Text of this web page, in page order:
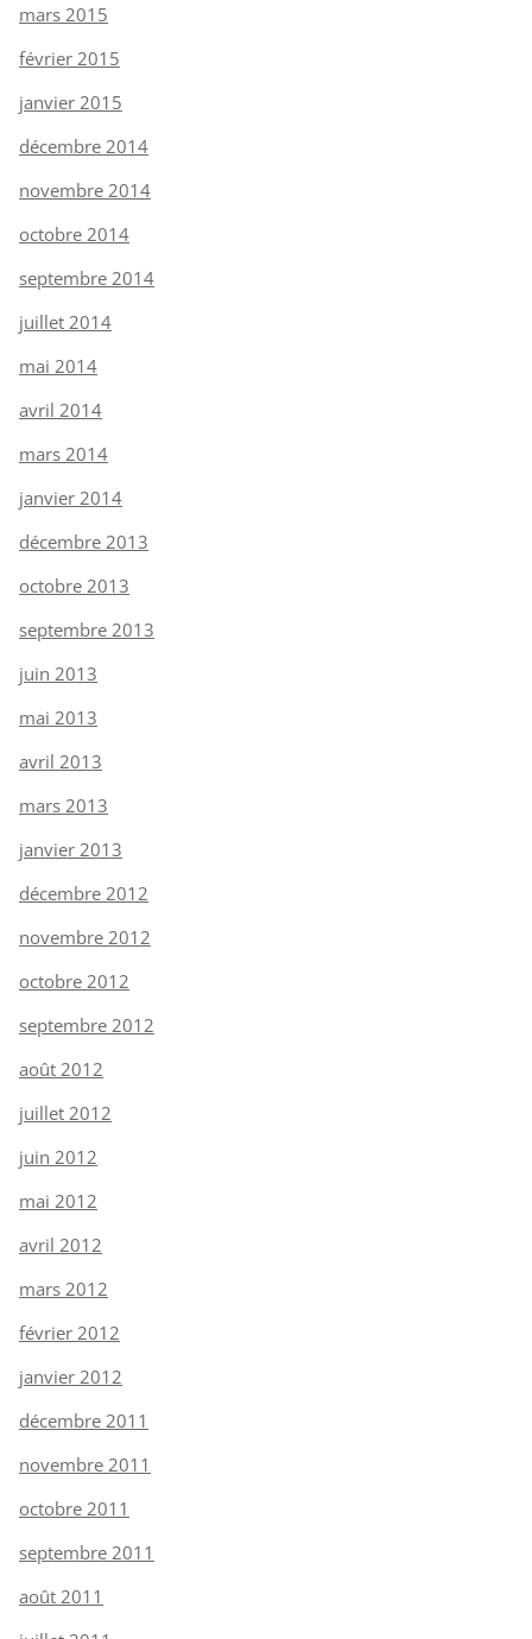
mars 2015
février 2015
janvier 2015
décembre 2014
novembre 2014
octobre 2014
septembre 2014
juillet 2014
mai 2014
avril 2014
mars 2014
janvier 2014
décembre 2013
octobre 2013
septembre 2013
juin 2013
mai 2013
avril 2013
mars 2013
janvier 2013
décembre 2012
novembre 2012
octobre 2012
septembre 2012
août 2012
juillet 2012
juin 2012
mai 2012
avril 2012
mars 2012
février 2012
janvier 2012
décembre 2011
novembre 2011
octobre 2011
septembre 2011
août 2011